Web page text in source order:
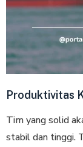
Produktivitas
Tim yang solid
stabil dan tinggi.